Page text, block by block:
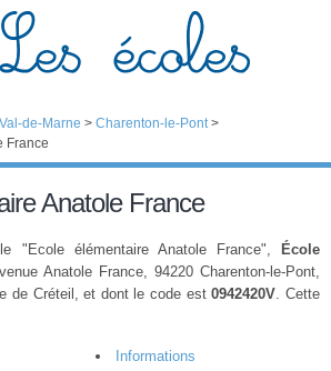
Val-de-Marne > Charenton-le-Pont>
France
Anatole France
"Ecole élémentaire Anatole France",
École
Anatole France, 94220 Charenton-le-Pont,
de Créteil, et dont le code est0942420V. Cette
Informations